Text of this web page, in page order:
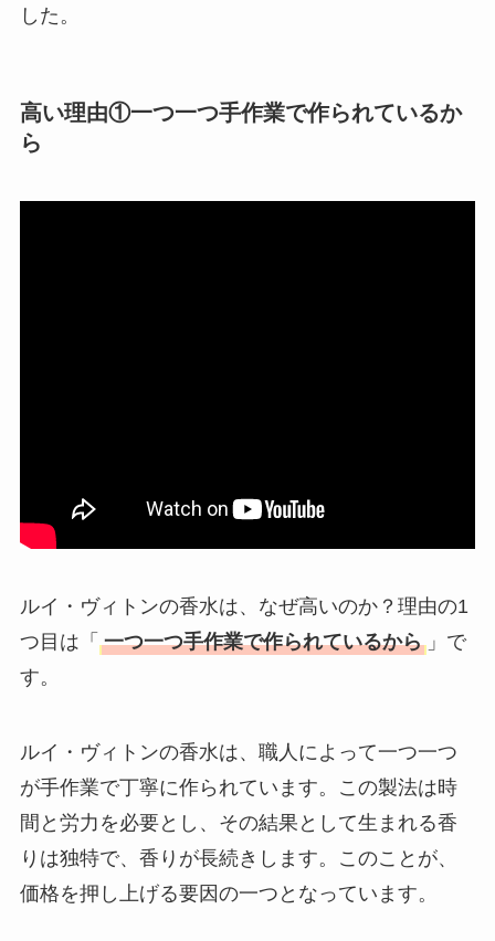
パリはなぜ高い？な
The Rowはなぜ高
方法も解説！
した。
高い理由①一つ一つ手作業で作られているか
ら
ルイ・ヴィトンの香水は、なぜ高いのか？理由の1
つ目は「 一つ一つ手作業で作られているから 」で
す。
ルイ・ヴィトンの香水は、職人によって一つ一つ
が手作業で丁寧に作られています。この製法は時
間と労力を必要とし、その結果として生まれる香
りは独特で、香りが長続きします。このことが、
価格を押し上げる要因の一つとなっています。